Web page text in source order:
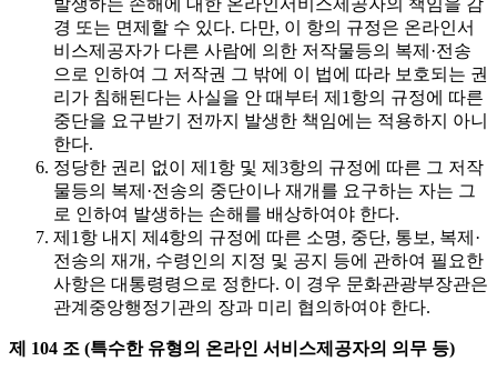
발생하는 손해에 대한 온라인서비스제공자의 책임을 감
경 또는 면제할 수 있다. 다만, 이 항의 규정은 온라인서
비스제공자가 다른 사람에 의한 저작물등의 복제·전송
으로 인하여 그 저작권 그 밖에 이 법에 따라 보호되는 권
리가 침해된다는 사실을 안 때부터 제1항의 규정에 따른
중단을 요구받기 전까지 발생한 책임에는 적용하지 아니
한다.
정당한 권리 없이 제1항 및 제3항의 규정에 따른 그 저작
물등의 복제·전송의 중단이나 재개를 요구하는 자는 그
로 인하여 발생하는 손해를 배상하여야 한다.
제1항 내지 제4항의 규정에 따른 소명, 중단, 통보, 복제·
전송의 재개, 수령인의 지정 및 공지 등에 관하여 필요한
사항은 대통령령으로 정한다. 이 경우 문화관광부장관은
관계중앙행정기관의 장과 미리 협의하여야 한다.
제 104 조 (특수한 유형의 온라인 서비스제공자의 의무 등)